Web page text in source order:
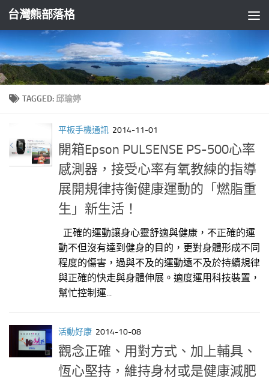
Skip to content
台灣熊部落格
TAGGED:邱瑜婷
平板手機通訊 2014-11-01
開箱Epson PULSENSE PS-500心率
感測器，接受心率有氧教練的指導
展開規律持衡健康運動的「燃脂重
生」新生活！
正確的運動讓身心靈舒適與健康，不正確的運
動不但沒有達到健身的目的，更對身體形成不同
程度的傷害，過與不及的運動遠不及於持續規律
與正確的快走與身體伸展。適度運用科技裝置，
幫忙控制運...
活動好康 2014-10-08
觀念正確、用對方式、加上輔具、
恆心堅持，維持身材或是健康減肥